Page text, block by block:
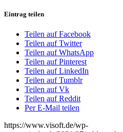
Eintrag teilen
Teilen auf Facebook
Teilen auf Twitter
Teilen auf WhatsApp
Teilen auf Pinterest
Teilen auf LinkedIn
Teilen auf Tumblr
Teilen auf Vk
Teilen auf Reddit
Per E-Mail teilen
https://www.visoft.de/wp-